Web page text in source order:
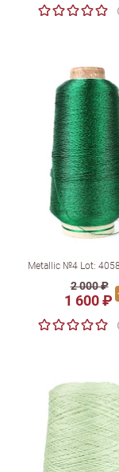
Metallic №4 Lot:
2 000 ₽
1 600 ₽